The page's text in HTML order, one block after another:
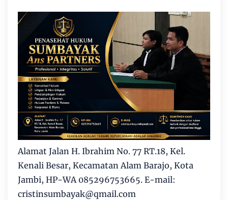
Alamat Jalan H. Ibrahim No. 77 RT.18, Kel.
Kenali Besar, Kecamatan Alam Barajo, Kota
Jambi, HP-WA 085296753665. E-mail:
cristinsumbayak@qmail.com